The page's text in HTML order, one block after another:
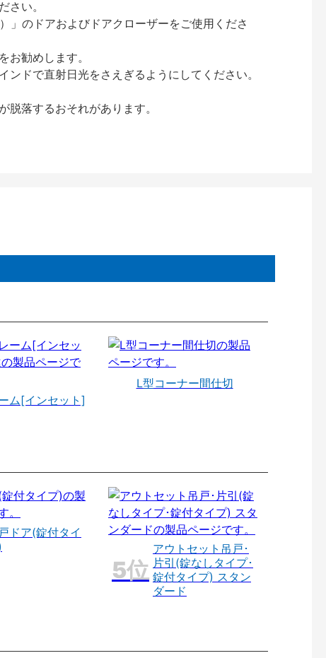
さい。
のドアおよびドアクローザーをご使用くださ
勧めします。
ドで直射日光をさえぎるようにしてください。
落するおそれがあります。
ム[インセット]
L型コーナー間仕切
ドア(錠付タイ
アウトセット吊戸･
片引(錠なしタイプ･
錠付タイプ) スタン
ダード